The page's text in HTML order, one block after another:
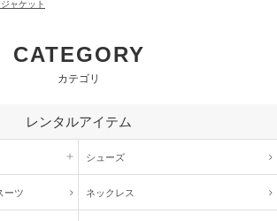
ャケット
CATEGORY
カテゴリ
レンタルアイテム
シューズ
ーツ ネックレス